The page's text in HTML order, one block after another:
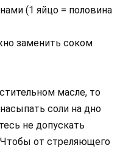
(1 яйцо = половина
заменить соком
масле, то
соли на дно
не допускать
от стреляющего